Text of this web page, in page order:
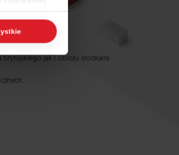
Cookiesi
brytyjskiego jak i obrotu środkami